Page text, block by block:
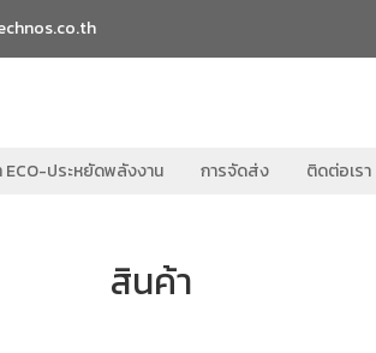
ECO-ประหยัดพลังงาน การจัดส่ง ติดต่อเรา
สินค้า